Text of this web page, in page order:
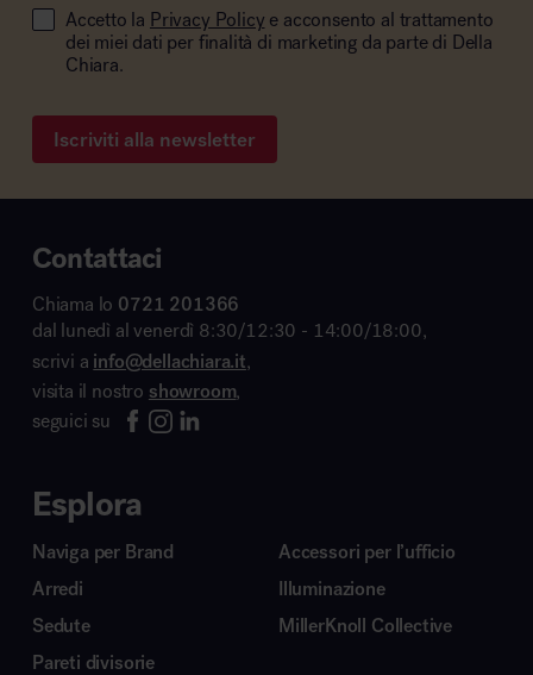
Accetto la Privacy Policy e acconsento al trattamento
dei miei dati per finalità di marketing da parte di Della
Chiara.
Iscriviti alla newsletter
Contattaci
Chiama lo 0721 201366
dal lunedì al venerdì 8:30/12:30 - 14:00/18:00,
scrivi a info@dellachiara.it,
visita il nostro showroom,
seguici su
Esplora
Naviga per Brand
Arredi
Sedute
Pareti divisorie
Accessori per l’ufficio
Illuminazione
MillerKnoll Collective